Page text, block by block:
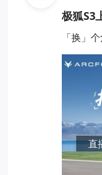
极狐S3
「换」
直